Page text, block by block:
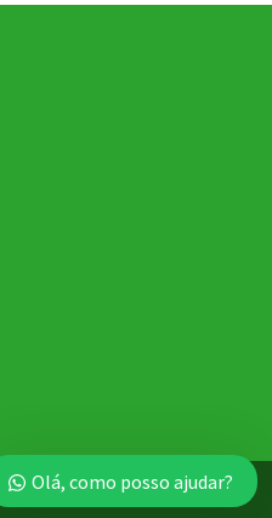
Olá, como posso ajudar?